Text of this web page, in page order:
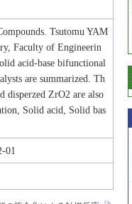
Tsutomu YAM
Faculty of Engineerin
acid-base bifunctional
are summarized. Th
disperzed ZrO2 are also
Solid acid, Solid bas
01